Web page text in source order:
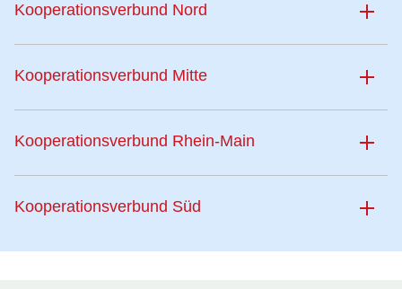
Kooperationsverbund Nord
Kooperationsverbund Mitte
Kooperationsverbund Rhein-Main
Kooperationsverbund Süd